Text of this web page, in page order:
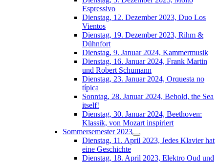
Espressivo
Dienstag, 12. Dezember 2023, Duo Los
Vientos
Dienstag, 19. Dezember 2023, Rihm &
Dühnfort
Dienstag, 9. Januar 2024, Kammermusik
Dienstag, 16. Januar 2024, Frank Martin
und Robert Schumann
Dienstag, 23. Januar 2024, Orquesta no
típica
Sonntag, 28. Januar 2024, Behold, the Sea
itself!
Dienstag, 30. Januar 2024, Beethoven:
Klassik, von Mozart inspiriert
Sommersemester 2023
Dienstag, 11. April 2023, Jedes Klavier hat
eine Geschichte
Dienstag, 18. April 2023, Elektro Oud und